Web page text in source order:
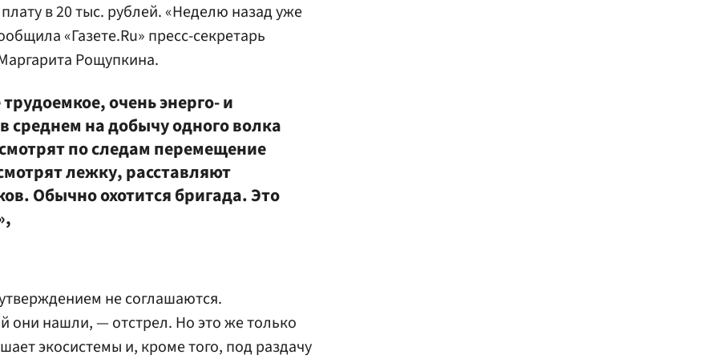
в 20 тыс. рублей. «Неделю назад уже
«Газете.Ru» пресс-секретарь
Рощупкина.
очень энерго- и
среднем на добычу одного волка
по следам перемещение
лежку, расставляют
Обычно охотится бригада. Это
не соглашаются.
они нашли, — отстрел. Но это же только
экосистемы и, кроме того, под раздачу